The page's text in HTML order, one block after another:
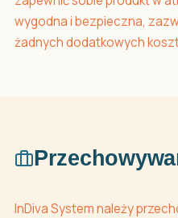
wygodna i bezpieczna,
żadnych dodatkowych
InDiva System należy